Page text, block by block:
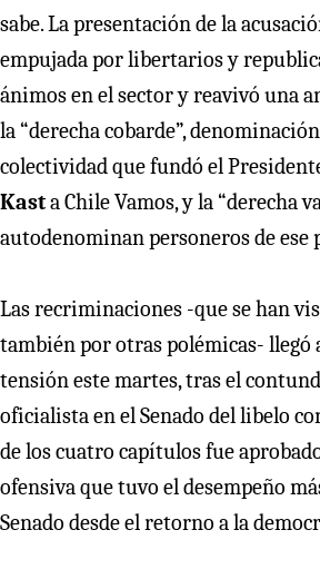
sabe. La presentación de la
empujada por libertarios y
ánimos en el sector y reavivó una
la “derecha cobarde”,
colectividad que fundó el
Kasta Chile Vamos, y la “derecha
autodenominan personeros de ese
Las recriminaciones -que se han
también por otras polémicas- llegó
tensión este martes, tras el
oficialista en el Senado del libelo
de los cuatro capítulos fue
ofensiva que tuvo el desempeño
Senado desde el retorno a la